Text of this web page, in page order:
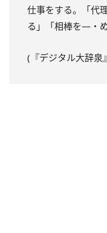
仕事をする。「代
る」「相棒を—・め
(『デジタル大辞泉